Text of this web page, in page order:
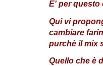
E' per questo
Qui vi
cambiare
purchè il mix
Quello che è